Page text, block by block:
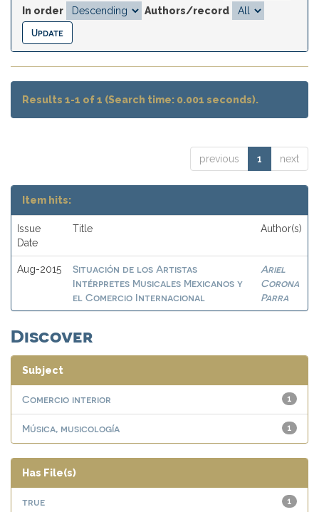
In order
Authors/record
Results 1-1 of 1 (Search time: 0.001 seconds).
previous 1 next
Item hits:
Issue
Date
Title Author(s)
Aug-2015
Situación de los Artistas
Intérpretes Musicales Mexicanos y
el Comercio Internacional
Ariel
Corona
Parra
Discover
Subject
1
Comercio interior
1
Música, musicología
Has File(s)
1
true